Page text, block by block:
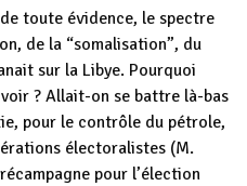
toute évidence, le spectre
de la “somalisation”, du
sur la Libye. Pourquoi
? Allait-on se battre là-bas
pour le contrôle du pétrole,
électoralistes (M.
pour l’élection